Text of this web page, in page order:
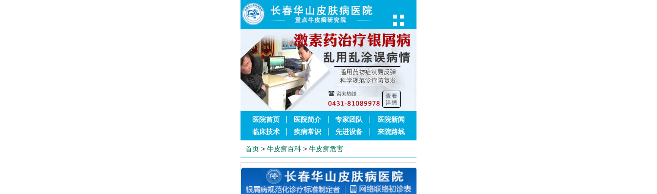
医院首页 医院简介 专家团队
医院新闻
临床技术
疾病常识 先进设备 来院路线
首页 > 牛皮癣百科 > 牛皮癣危害